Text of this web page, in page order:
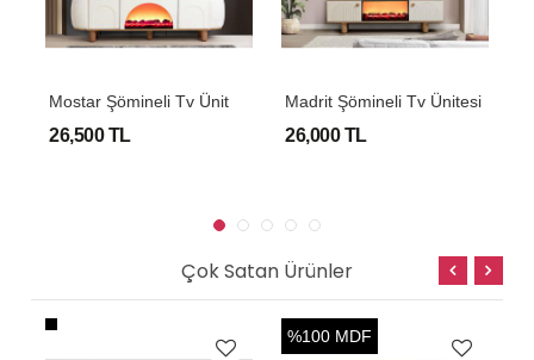
26,500 TL
Madrit Şömineli Tv Ünitesi
26,000 TL
Çok Satan Ürünler
%100 MDF